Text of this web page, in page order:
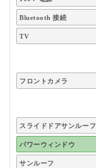
Bluetooth 接続
TV
フロントカメラ
スライドドアサンルーフ
パワーウィンドウ
サンルーフ